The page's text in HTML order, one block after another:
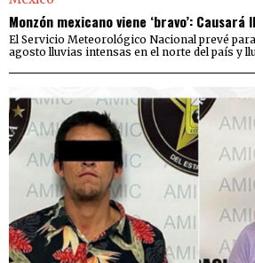
Monzón mexicano viene ‘bravo’:
El Servicio Meteorológico Nacional prevé
agosto lluvias intensas en el norte del país y